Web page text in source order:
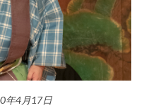
年4月17日